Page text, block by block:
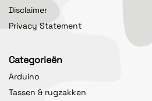
Disclaimer
Privacy Statement
Categorieën
Arduino
Tassen & rugzakken